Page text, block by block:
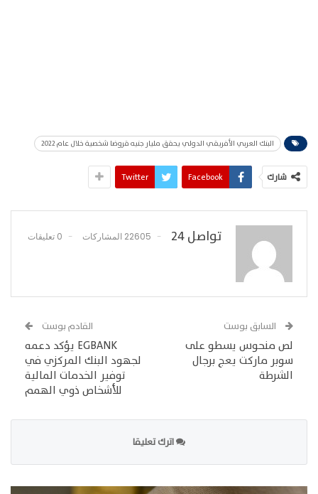
البنك العربي الأفريقي الدولي يحقق مليار جنيه قروضا شخصية خلال عام 2022
شارك Facebook
Twitter
تواصل 24 22605 المشاركات 0 تعليقات
السابق بوست
لص منحوس يسطو على
سوبر ماركت يعج برجال
الشرطة
القادم بوست
EGBANK يؤكد دعمه
لجهود البنك المركزي في
توفير الخدمات المالية
للأشخاص ذوي الهمم
اترك تعليقا